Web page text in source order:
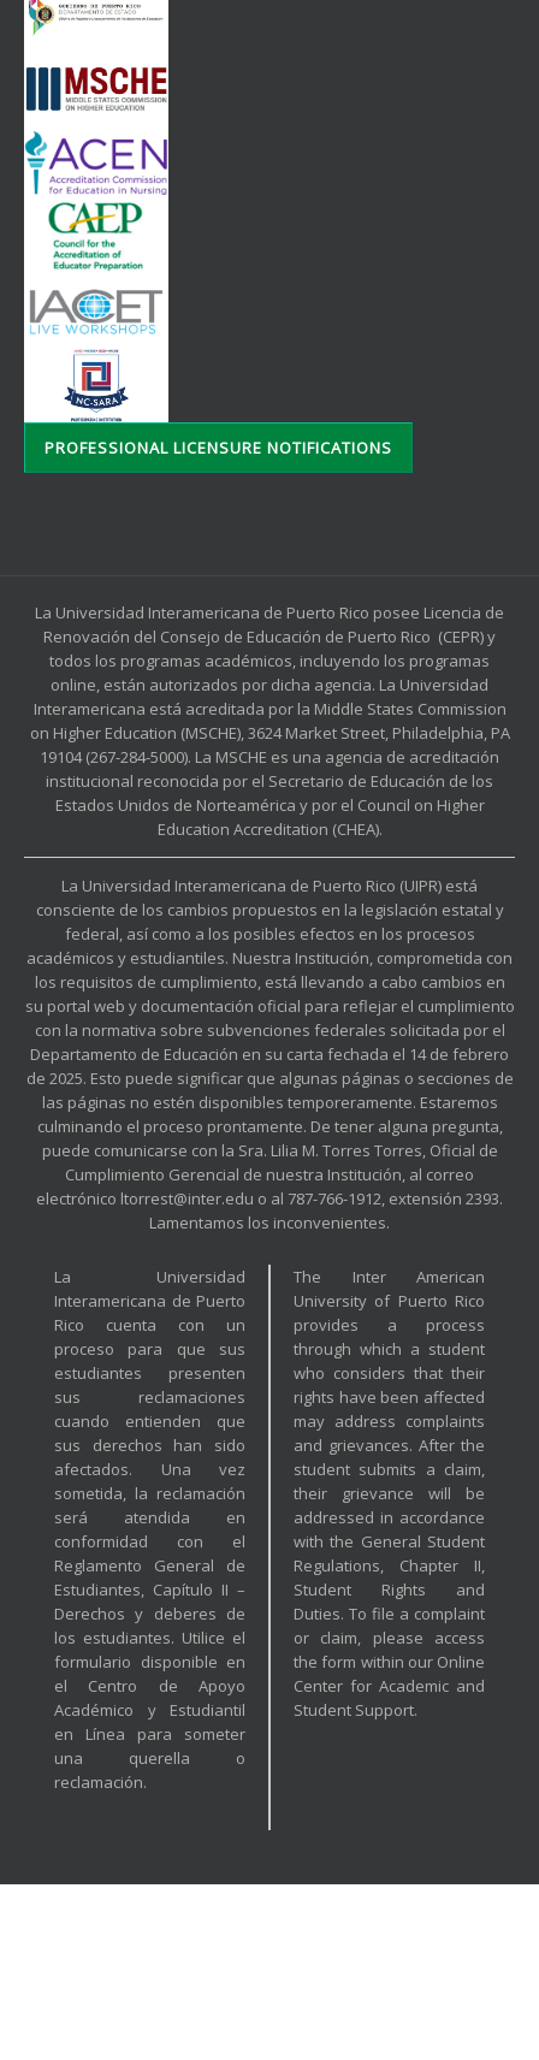
PROFESSIONAL LICENSURE NOTIFICATIONS
La Universidad Interamericana de Puerto Rico posee Licencia de
Renovación del Consejo de Educación de Puerto Rico (CEPR) y
todos los programas académicos, incluyendo los programas
online, están autorizados por dicha agencia. La Universidad
Interamericana está acreditada por la Middle States Commission
on Higher Education (MSCHE), 3624 Market Street, Philadelphia, PA
19104 (267-284-5000). La MSCHE es una agencia de acreditación
institucional reconocida por el Secretario de Educación de los
Estados Unidos de Norteamérica y por el Council on Higher
Education Accreditation (CHEA).
La Universidad Interamericana de Puerto Rico (UIPR) está
consciente de los cambios propuestos en la legislación estatal y
federal, así como a los posibles efectos en los procesos
académicos y estudiantiles. Nuestra Institución, comprometida con
los requisitos de cumplimiento, está llevando a cabo cambios en
su portal web y documentación oficial para reflejar el cumplimiento
con la normativa sobre subvenciones federales solicitada por el
Departamento de Educación en su carta fechada el 14 de febrero
de 2025. Esto puede significar que algunas páginas o secciones de
las páginas no estén disponibles temporeramente. Estaremos
culminando el proceso prontamente. De tener alguna pregunta,
puede comunicarse con la Sra. Lilia M. Torres Torres, Oficial de
Cumplimiento Gerencial de nuestra Institución, al correo
electrónico ltorrest@inter.edu o al 787-766-1912, extensión 2393.
Lamentamos los inconvenientes.
La Universidad
Interamericana de Puerto
Rico cuenta con un
proceso para que sus
estudiantes presenten
sus reclamaciones
cuando entienden que
sus derechos han sido
afectados. Una vez
sometida, la reclamación
será atendida en
conformidad con el
Reglamento General de
Estudiantes, Capítulo II –
Derechos y deberes de
los estudiantes. Utilice el
formulario disponible en
el Centro de Apoyo
Académico y Estudiantil
en Línea para someter
una querella o
reclamación.
The Inter American
University of Puerto Rico
provides a process
through which a student
who considers that their
rights have been affected
may address complaints
and grievances. After the
student submits a claim,
their grievance will be
addressed in accordance
with the General Student
Regulations, Chapter II,
Student Rights and
Duties. To file a complaint
or claim, please access
the form within our Online
Center for Academic and
Student Support.